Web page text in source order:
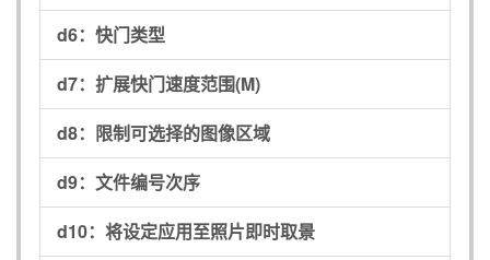
d6： 快门类型
d7： 扩展快门速度范围(M)
d8： 限制可选择的图像区域
d9： 文件编号次序
d10： 将设定应用至照片即时取景